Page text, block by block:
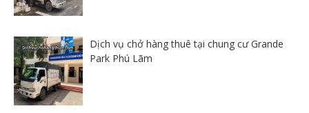
Dịch vụ chở hàng thuê tại chung cư Grande
Park Phú Lãm